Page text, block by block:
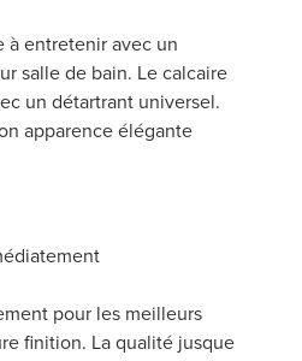
à entretenir avec un
salle de bain. Le calcaire
un détartrant universel.
apparence élégante
pour les meilleurs
finition. La qualité jusque